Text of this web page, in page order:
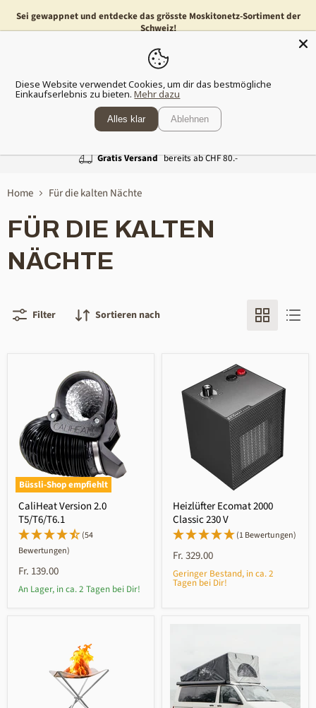
Sei gewappnet und entdecke das grösste Moskitonetz-Sortiment der
Schweiz!
Menü
Gratis Versand bereits ab CHF 80.-
Home Für die kalten Nächte
FÜR DIE KALTEN
NÄCHTE
Filter Sortieren nach
Büssli-Shop empfiehlt
CaliHeat Version 2.0
T5/T6/T6.1
(54
Bewertungen)
Fr. 139.00
An Lager, in ca. 2 Tagen bei Dir!
Heizlüfter Ecomat 2000
Classic 230 V
(1 Bewertungen)
Fr. 329.00
Geringer Bestand, in ca. 2
Tagen bei Dir!
Diese Website verwendet Cookies, um dir das bestmögliche
Einkaufserlebnis zu bieten. Mehr dazu
Alles klar Ablehnen